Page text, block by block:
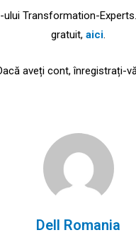
Transformation-
gratuit, aici.
aveți cont, înregistrați-
Dell Romania